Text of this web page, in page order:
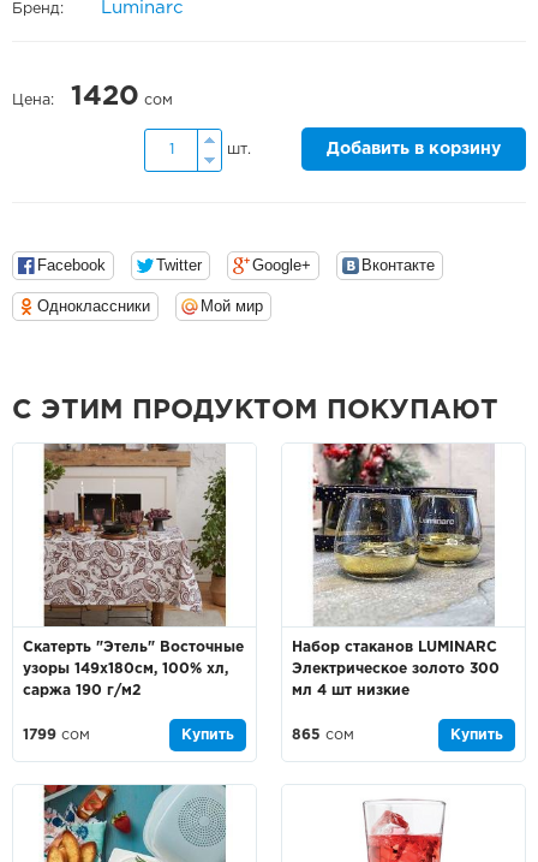
Бренд: Luminarc
Цена: 1420 сом
шт. Добавить в корзину
Facebook Twitter Google+ Вконтакте
Одноклассники Мой мир
С ЭТИМ ПРОДУКТОМ ПОКУПАЮТ
Скатерть "Этель" Восточные
узоры 149х180см, 100% хл,
саржа 190 г/м2
1799 сом Купить
Набор стаканов LUMINARC
Электрическое золото 300
мл 4 шт низкие
865 сом Купить